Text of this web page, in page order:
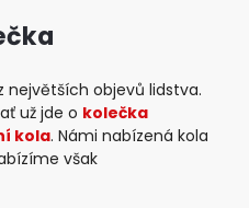
největších objevů lidstva.
už jde o kolečka
kola. Námi nabízená kola
však